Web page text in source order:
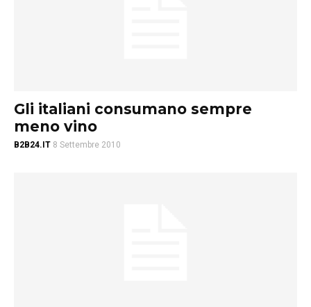
Gli italiani consumano sempre
meno vino
B2B24.IT 8 Settembre 2010